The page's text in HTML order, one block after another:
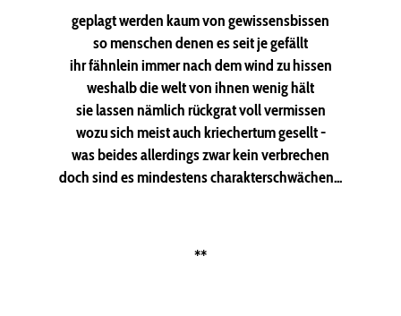
geplagt werden kaum von gewissensbissen
so menschen denen es seit je gefällt
ihr fähnlein immer nach dem wind zu hissen
weshalb die welt von ihnen wenig hält
sie lassen nämlich rückgrat voll vermissen
wozu sich meist auch kriechertum gesellt -
was beides allerdings zwar kein verbrechen
doch sind es mindestens charakterschwächen...
**